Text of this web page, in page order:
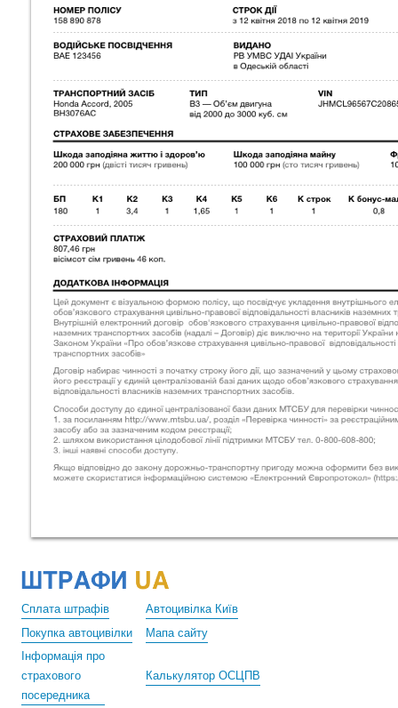
Сплата штрафів
Автоцивілка Київ
Покупка автоцивілки
Мапа сайту
Інформація про
страхового
посередника
Калькулятор ОСЦПВ